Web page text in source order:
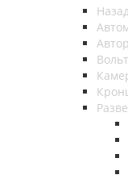
Назад